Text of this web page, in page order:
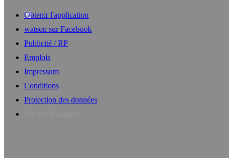
Obtenir l'application
watson sur Facebook
Publicité / RP
Emplois
Impressum
Conditions
Protection des données